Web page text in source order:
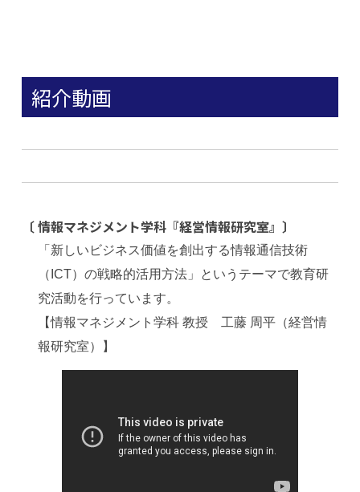
紹介動画
〔 情報マネジメント学科『経営情報研究室』 〕
「新しいビジネス価値を創出する情報通信技術
（ICT）の戦略的活用方法」というテーマで教育研
究活動を行っています。
【情報マネジメント学科 教授 工藤 周平（経営情
報研究室）】